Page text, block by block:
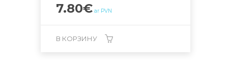
7.80€ ar PVN
В КОРЗИНУ